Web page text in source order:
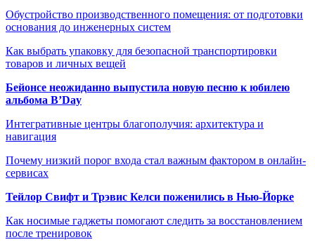
Обустройство производственного помещения: от подготовки
основания до инженерных систем
Как выбрать упаковку для безопасной транспортировки
товаров и личных вещей
Бейонсе неожиданно выпустила новую песню к юбилею
альбома B’Day
Интегративные центры благополучия: архитектура и
навигация
Почему низкий порог входа стал важным фактором в онлайн-
сервисах
Тейлор Свифт и Трэвис Келси поженились в Нью-Йорке
Как носимые гаджеты помогают следить за восстановлением
после тренировок